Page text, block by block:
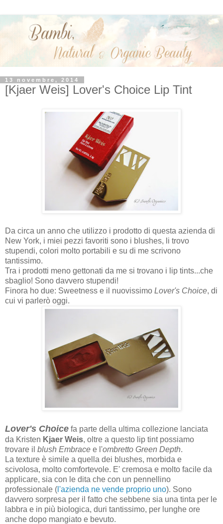
13 novembre, 2014
[Kjaer Weis] Lover's Choice Lip Tint
Da circa un anno che utilizzo i prodotto di questa azienda di
New York, i miei pezzi favoriti sono i blushes, li trovo
stupendi, colori molto portabili e su di me scrivono
tantissimo.
Tra i prodotti meno gettonati da me si trovano i lip tints...che
sbaglio! Sono davvero stupendi!
Finora ho due: Sweetness e il nuovissimo Lover's Choice, di
cui vi parlerò oggi.
Lover's Choice fa parte della ultima collezione lanciata
da Kristen Kjaer Weis, oltre a questo lip tint possiamo
trovare il blush Embrace e l'ombretto Green Depth.
La texture è simile a quella dei blushes, morbida e
scivolosa, molto comfortevole. E' cremosa e molto facile da
applicare, sia con le dita che con un pennellino
professionale ( l'azienda ne vende proprio uno). Sono
davvero sorpresa per il fatto che sebbene sia una tinta per le
labbra e in più biologica, duri tantissimo, per lunghe ore
anche dopo mangiato e bevuto.